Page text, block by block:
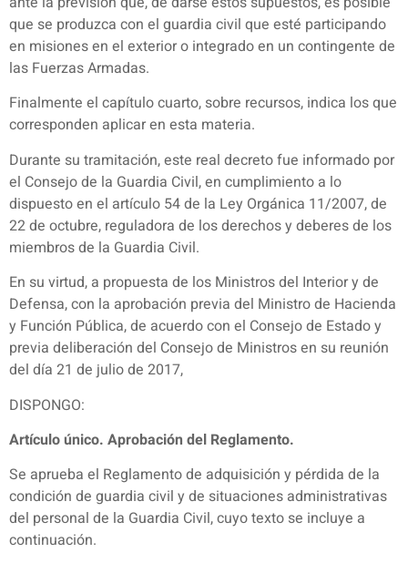
que se produzca con el guardia civil que esté participando
en misiones en el exterior o integrado en un contingente de
las Fuerzas Armadas.
Finalmente el capítulo cuarto, sobre recursos, indica los que
corresponden aplicar en esta materia.
Durante su tramitación, este real decreto fue informado por
el Consejo de la Guardia Civil, en cumplimiento a lo
dispuesto en el artículo 54 de la Ley Orgánica 11/2007, de
22 de octubre, reguladora de los derechos y deberes de los
miembros de la Guardia Civil.
En su virtud, a propuesta de los Ministros del Interior y de
Defensa, con la aprobación previa del Ministro de Hacienda
y Función Pública, de acuerdo con el Consejo de Estado y
previa deliberación del Consejo de Ministros en su reunión
del día 21 de julio de 2017,
DISPONGO:
Artículo único. Aprobación del Reglamento.
Se aprueba el Reglamento de adquisición y pérdida de la
condición de guardia civil y de situaciones administrativas
del personal de la Guardia Civil, cuyo texto se incluye a
continuación.